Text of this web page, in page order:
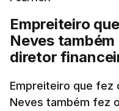
Empreiteiro
Neves
diretor
Empreiteiro que fez
Neves também fez